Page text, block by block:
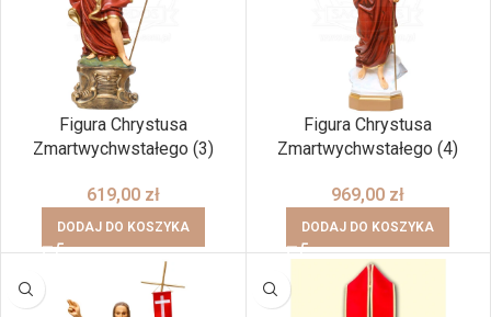
Figura Chrystusa
Zmartwychwstałego (3)
619,00 zł
DODAJ DO KOSZYKA
Figura Chrystusa
Zmartwychwstałego (4)
969,00 zł
DODAJ DO KOSZYKA